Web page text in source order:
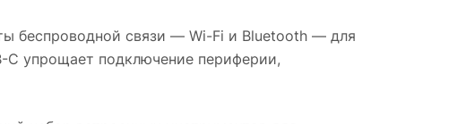
беспроводной связи — Wi-Fi и Bluetooth — для
C упрощает подключение периферии,